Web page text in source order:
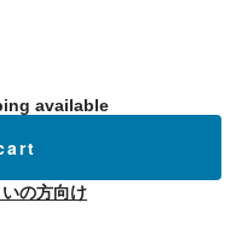
available
の方向け